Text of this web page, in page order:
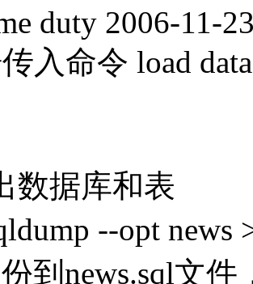
duty 2006-11-
入命令 load
数据库和表
--opt news
到news.sql文